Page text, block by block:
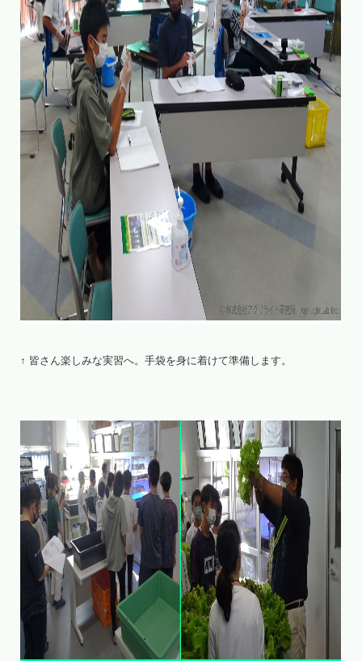
↑ 皆さん楽しみな実習へ。手袋を身に着けて準備します。